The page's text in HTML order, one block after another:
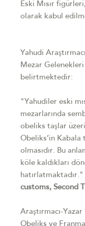
Eski Mısır
olarak kabul
Yahudi
Mezar Gelenekleri
belirtmektedir:
"Yahudiler eski
mezarlarında
obeliks taşlar
Obeliks’in Kabala
olmasıdır. Bu
köle kaldıkları
hatırlatmaktadır."
customs, Second
Araştırmacı-
Obeliks ve